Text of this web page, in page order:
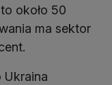
to około 50
ma sektor
Ukraina